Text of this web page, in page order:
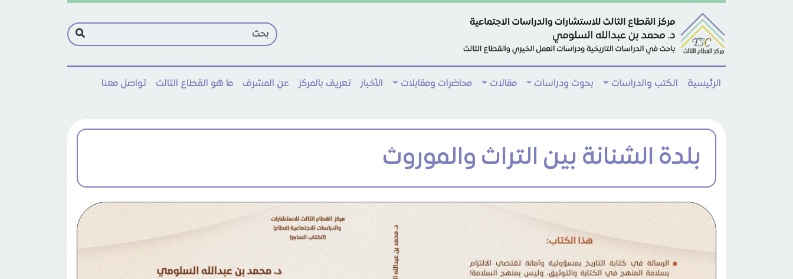
Skip to main content
الرئيسية الكتب والدراسات بحوث ودراسات مقالات محاضرات ومقابلات الأخبار تعريف بالمركز عن المشرف ما هو القطاع الثالث تواصل معنا
بلدة الشنانة بين التراث والموروث